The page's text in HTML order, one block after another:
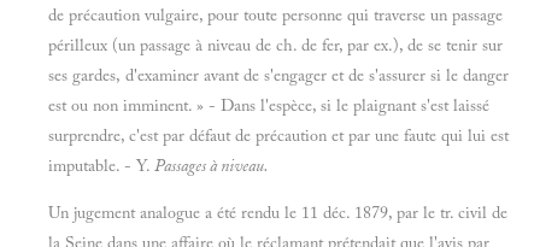
de précaution vulgaire, pour toute personne qui traverse un passage
périlleux (un passage à niveau de ch. de fer, par ex.), de se tenir sur
ses gardes, d'examiner avant de s'engager et de s'assurer si le danger
est ou non imminent. » - Dans l'espèce, si le plaignant s'est laissé
surprendre, c'est par défaut de précaution et par une faute qui lui est
imputable. - Y. Passages à niveau.
Un jugement analogue a été rendu le 11 déc. 1879, par le tr. civil de
la Seine dans une affaire où le réclamant prétendait que l'avis par